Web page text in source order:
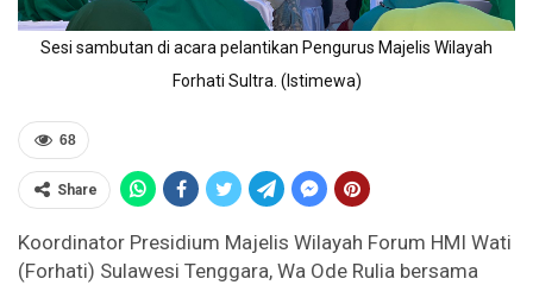
Sesi sambutan di acara pelantikan Pengurus Majelis Wilayah
Forhati Sultra. (Istimewa)
68
Share
Koordinator Presidium Majelis Wilayah Forum HMI Wati
(Forhati) Sulawesi Tenggara, Wa Ode Rulia bersama